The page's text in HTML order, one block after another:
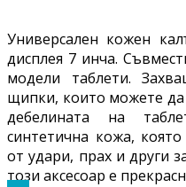
Универсален кожен
дисплея 7 инча.
модели таблети.
щипки, които можете да
дебелината на
синтетична кожа,
от удари, прах и други
този аксесоар е